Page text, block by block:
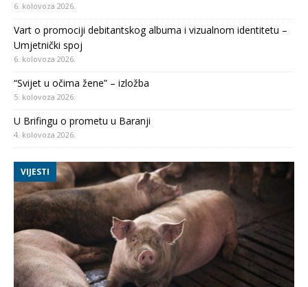
6. kolovoza 2026.
Vart o promociji debitantskog albuma i vizualnom identitetu –
Umjetnički spoj
6. kolovoza 2026.
“Svijet u očima žene” – izložba
5. kolovoza 2026.
U Brifingu o prometu u Baranji
4. kolovoza 2026.
VIJESTI